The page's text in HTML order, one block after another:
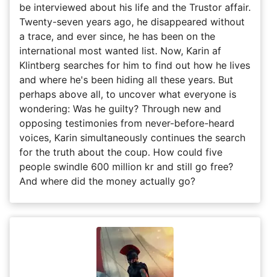
be interviewed about his life and the Trustor affair.
Twenty-seven years ago, he disappeared without
a trace, and ever since, he has been on the
international most wanted list. Now, Karin af
Klintberg searches for him to find out how he lives
and where he's been hiding all these years. But
perhaps above all, to uncover what everyone is
wondering: Was he guilty? Through new and
opposing testimonies from never-before-heard
voices, Karin simultaneously continues the search
for the truth about the coup. How could five
people swindle 600 million kr and still go free?
And where did the money actually go?